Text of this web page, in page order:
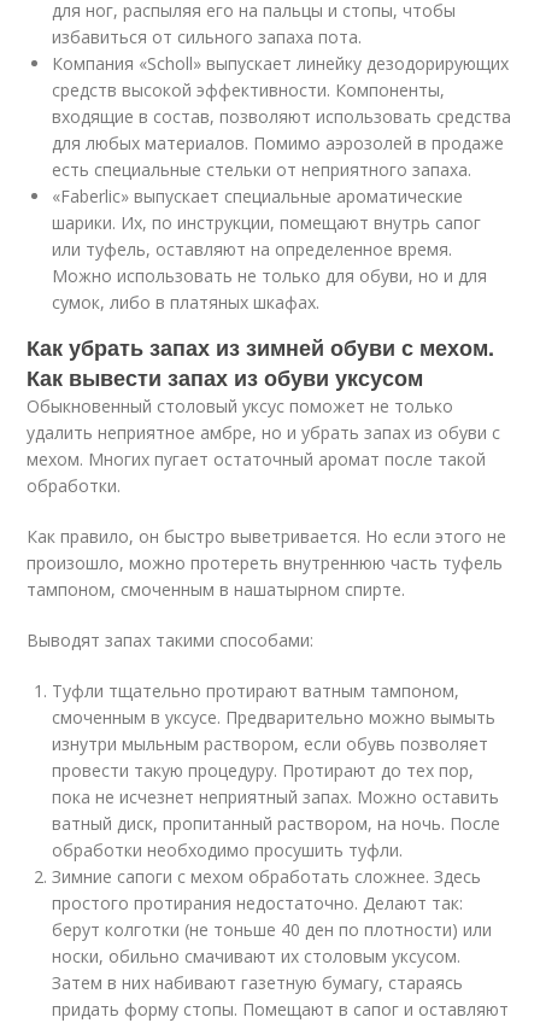
для ног, распыляя его на пальцы и стопы, чтобы
избавиться от сильного запаха пота.
Компания «Scholl» выпускает линейку дезодорирующих
средств высокой эффективности. Компоненты,
входящие в состав, позволяют использовать средства
для любых материалов. Помимо аэрозолей в продаже
есть специальные стельки от неприятного запаха.
«Faberlic» выпускает специальные ароматические
шарики. Их, по инструкции, помещают внутрь сапог
или туфель, оставляют на определенное время.
Можно использовать не только для обуви, но и для
сумок, либо в платяных шкафах.
Как убрать запах из зимней обуви с мехом.
Как вывести запах из обуви уксусом
Обыкновенный столовый уксус поможет не только
удалить неприятное амбре, но и убрать запах из обуви с
мехом. Многих пугает остаточный аромат после такой
обработки.
Как правило, он быстро выветривается. Но если этого не
произошло, можно протереть внутреннюю часть туфель
тампоном, смоченным в нашатырном спирте.
Выводят запах такими способами:
Туфли тщательно протирают ватным тампоном,
смоченным в уксусе. Предварительно можно вымыть
изнутри мыльным раствором, если обувь позволяет
провести такую процедуру. Протирают до тех пор,
пока не исчезнет неприятный запах. Можно оставить
ватный диск, пропитанный раствором, на ночь. После
обработки необходимо просушить туфли.
Зимние сапоги с мехом обработать сложнее. Здесь
простого протирания недостаточно. Делают так:
берут колготки (не тоньше 40 ден по плотности) или
носки, обильно смачивают их столовым уксусом.
Затем в них набивают газетную бумагу, стараясь
придать форму стопы. Помещают в сапог и оставляют